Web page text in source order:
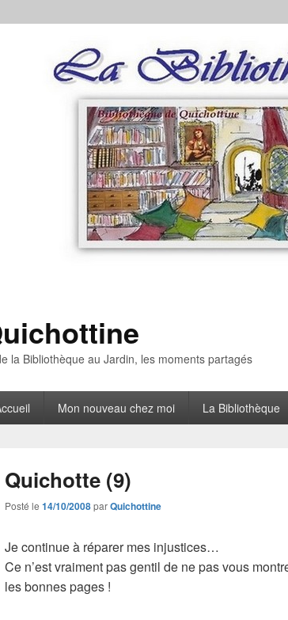
la Bibliothèque au Jardin, les moments partagés
Mon nouveau chez moi La Bibliothèque
Quichotte (9)
Posté le 14/10/2008parQuichottine
Je continue à réparer mes injustices…
Ce n’est vraiment pas gentil de ne pas vous
les bonnes pages !